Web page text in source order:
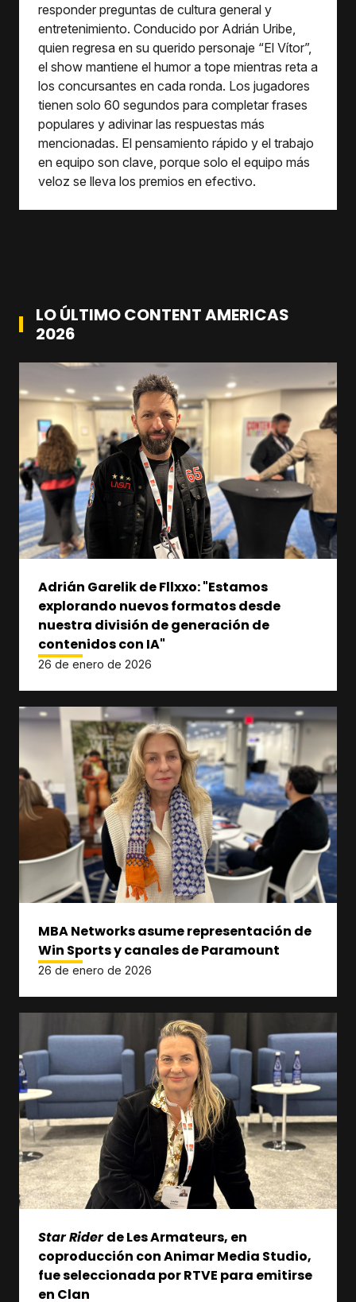
responder preguntas de cultura general y
entretenimiento. Conducido por Adrián Uribe,
quien regresa en su querido personaje “El Vítor”,
el show mantiene el humor a tope mientras reta a
los concursantes en cada ronda. Los jugadores
tienen solo 60 segundos para completar frases
populares y adivinar las respuestas más
mencionadas. El pensamiento rápido y el trabajo
en equipo son clave, porque solo el equipo más
veloz se lleva los premios en efectivo.
LO ÚLTIMO CONTENT AMERICAS
2026
Adrián Garelik de Fllxxo: "Estamos
explorando nuevos formatos desde
nuestra división de generación de
contenidos con IA"
26 de enero de 2026
MBA Networks asume representación de
Win Sports y canales de Paramount
26 de enero de 2026
Star Riderde Les Armateurs, en
coproducción con Animar Media Studio,
fue seleccionada por RTVE para emitirse
en Clan